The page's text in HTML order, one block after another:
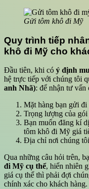
Gửi tôm khô đi Mỹ
Quy trình tiếp
khô đi Mỹ cho
Đầu tiên, khi có ý định
hệ trực tiếp với chúng tôi
anh Nhã): để nhận tư vấn
Mặt hàng bạn gửi
Trọng lượng của
Bạn muốn đăng kí
tôm khô đi Mỹ giá
Địa chỉ nơi chúng
Qua những câu hỏi trên,
đi Mỹ cụ thể, hiển nhiên
giá cụ thể thì phải đợi
chính xác cho khách hàng.